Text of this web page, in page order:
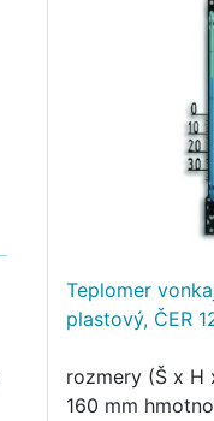
Teplomer
plastový, ČER
rozmery (Š x H
160 mm